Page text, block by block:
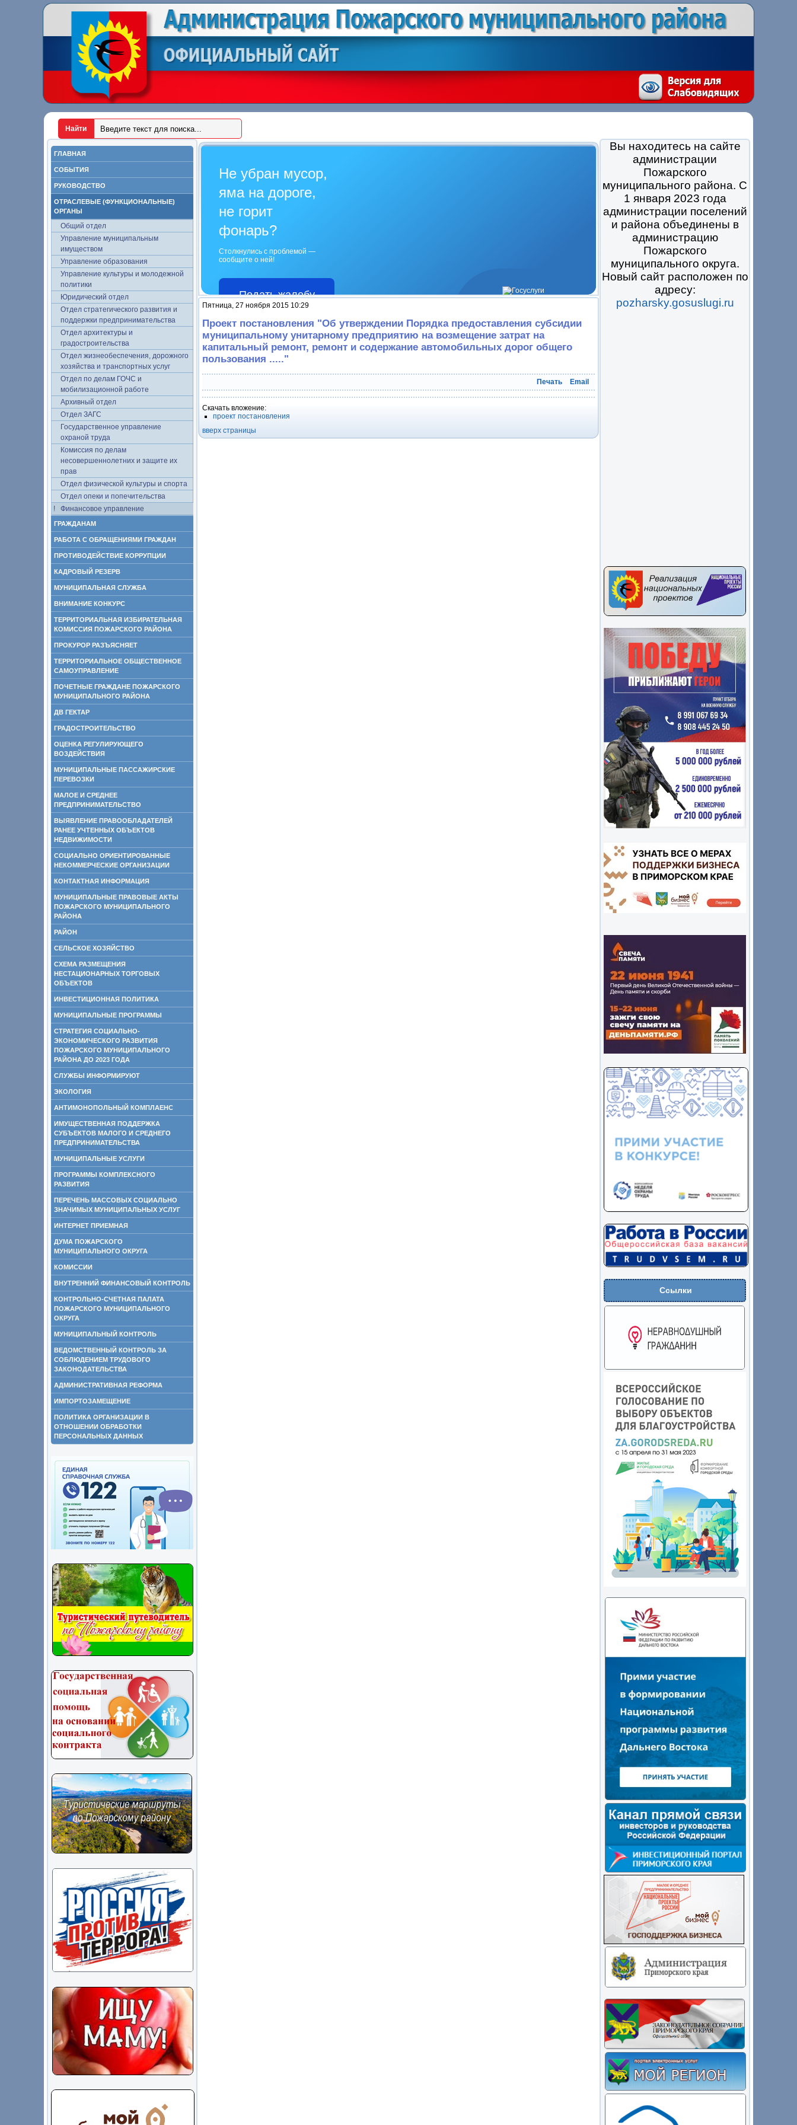
ГЛАВНАЯ
СОБЫТИЯ
РУКОВОДСТВО
ОТРАСЛЕВЫЕ (ФУНКЦИОНАЛЬНЫЕ)
ОРГАНЫ
Общий отдел
Управление муниципальным
имуществом
Управление образования
Управление культуры и молодежной
политики
Юридический отдел
Отдел стратегического развития и
поддержки предпринимательства
Отдел архитектуры и
градостроительства
Отдел жизнеобеспечения, дорожного
хозяйства и транспортных услуг
Отдел по делам ГОЧС и
мобилизационной работе
Архивный отдел
Отдел ЗАГС
Государственное управление
охраной труда
Комиссия по делам
несовершеннолетних и защите их
прав
Отдел физической культуры и спорта
Отдел опеки и попечительства
Финансовое управление
ГРАЖДАНАМ
РАБОТА С ОБРАЩЕНИЯМИ ГРАЖДАН
ПРОТИВОДЕЙСТВИЕ КОРРУПЦИИ
КАДРОВЫЙ РЕЗЕРВ
МУНИЦИПАЛЬНАЯ СЛУЖБА
ВНИМАНИЕ КОНКУРС
ТЕРРИТОРИАЛЬНАЯ ИЗБИРАТЕЛЬНАЯ
КОМИССИЯ ПОЖАРСКОГО РАЙОНА
ПРОКУРОР РАЗЪЯСНЯЕТ
ТЕРРИТОРИАЛЬНОЕ ОБЩЕСТВЕННОЕ
САМОУПРАВЛЕНИЕ
ПОЧЕТНЫЕ ГРАЖДАНЕ ПОЖАРСКОГО
МУНИЦИПАЛЬНОГО РАЙОНА
ДВ ГЕКТАР
ГРАДОСТРОИТЕЛЬСТВО
ОЦЕНКА РЕГУЛИРУЮЩЕГО
ВОЗДЕЙСТВИЯ
МУНИЦИПАЛЬНЫЕ ПАССАЖИРСКИЕ
ПЕРЕВОЗКИ
МАЛОЕ И СРЕДНЕЕ
ПРЕДПРИНИМАТЕЛЬСТВО
ВЫЯВЛЕНИЕ ПРАВООБЛАДАТЕЛЕЙ
РАНЕЕ УЧТЕННЫХ ОБЪЕКТОВ
НЕДВИЖИМОСТИ
СОЦИАЛЬНО ОРИЕНТИРОВАННЫЕ
НЕКОММЕРЧЕСКИЕ ОРГАНИЗАЦИИ
КОНТАКТНАЯ ИНФОРМАЦИЯ
МУНИЦИПАЛЬНЫЕ ПРАВОВЫЕ АКТЫ
ПОЖАРСКОГО МУНИЦИПАЛЬНОГО
РАЙОНА
РАЙОН
СЕЛЬСКОЕ ХОЗЯЙСТВО
СХЕМА РАЗМЕЩЕНИЯ
НЕСТАЦИОНАРНЫХ ТОРГОВЫХ
ОБЪЕКТОВ
ИНВЕСТИЦИОННАЯ ПОЛИТИКА
МУНИЦИПАЛЬНЫЕ ПРОГРАММЫ
СТРАТЕГИЯ СОЦИАЛЬНО-
ЭКОНОМИЧЕСКОГО РАЗВИТИЯ
ПОЖАРСКОГО МУНИЦИПАЛЬНОГО
РАЙОНА ДО 2023 ГОДА
СЛУЖБЫ ИНФОРМИРУЮТ
ЭКОЛОГИЯ
АНТИМОНОПОЛЬНЫЙ КОМПЛАЕНС
ИМУЩЕСТВЕННАЯ ПОДДЕРЖКА
СУБЪЕКТОВ МАЛОГО И СРЕДНЕГО
ПРЕДПРИНИМАТЕЛЬСТВА
МУНИЦИПАЛЬНЫЕ УСЛУГИ
ПРОГРАММЫ КОМПЛЕКСНОГО
РАЗВИТИЯ
ПЕРЕЧЕНЬ МАССОВЫХ СОЦИАЛЬНО
ЗНАЧИМЫХ МУНИЦИПАЛЬНЫХ УСЛУГ
ИНТЕРНЕТ ПРИЕМНАЯ
ДУМА ПОЖАРСКОГО
МУНИЦИПАЛЬНОГО ОКРУГА
КОМИССИИ
ВНУТРЕННИЙ ФИНАНСОВЫЙ КОНТРОЛЬ
КОНТРОЛЬНО-СЧЕТНАЯ ПАЛАТА
ПОЖАРСКОГО МУНИЦИПАЛЬНОГО
ОКРУГА
МУНИЦИПАЛЬНЫЙ КОНТРОЛЬ
ВЕДОМСТВЕННЫЙ КОНТРОЛЬ ЗА
СОБЛЮДЕНИЕМ ТРУДОВОГО
ЗАКОНОДАТЕЛЬСТВА
АДМИНИСТРАТИВНАЯ РЕФОРМА
ИМПОРТОЗАМЕЩЕНИЕ
ПОЛИТИКА ОРГАНИЗАЦИИ В
ОТНОШЕНИИ ОБРАБОТКИ
ПЕРСОНАЛЬНЫХ ДАННЫХ
Вы находитесь на сайте
администрации
Пожарского
муниципального района. С
1 января 2023 года
администрации поселений
и района объединены в
администрацию
Пожарского
муниципального округа.
Новый сайт расположен по
адресу:
pozharsky.gosuslugi.ru
Ссылки
Не убран мусор,
яма на дороге,
не горит
фонарь?
Столкнулись с проблемой —
сообщите о ней!
Подать жалобу
Пятница, 27 ноября 2015 10:29
Проект постановления "Об утверждении Порядка предоставления субсидии
муниципальному унитарному предприятию на возмещение затрат на
капитальный ремонт, ремонт и содержание автомобильных дорог общего
пользования ....."
Печать Email
Скачать вложение:
проект постановления
вверх страницы